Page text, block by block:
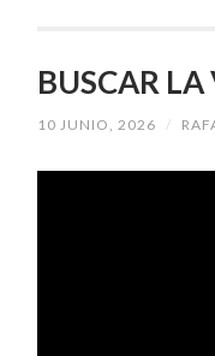
BUSCAR
10 JUNIO, 2026 /